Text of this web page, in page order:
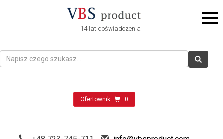
14 lat doświadczenia
Ofertownik 0